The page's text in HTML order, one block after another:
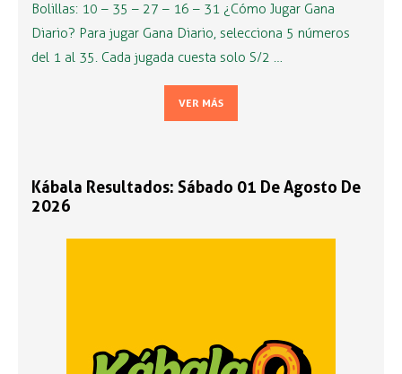
Bolillas: 10 – 35 – 27 – 16 – 31 ¿Cómo Jugar Gana
Diario? Para jugar Gana Diario, selecciona 5 números
del 1 al 35. Cada jugada cuesta solo S/2 …
VER MÁS
Kábala Resultados: Sábado 01 De Agosto De
2026